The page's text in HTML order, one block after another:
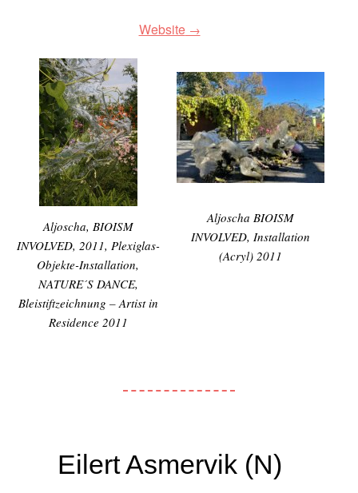
Website
Aljoscha, BIOISM
INVOLVED, 2011, Plexiglas-
Objekte-Installation,
NATURE´S DANCE,
Bleistiftzeichnung – Artist in
Residence 2011
Aljoscha BIOISM
INVOLVED, Installation
(Acryl) 2011
Eilert Asmervik (N)